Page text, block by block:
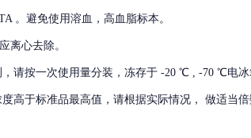
。避免使用溶血，高血脂标本。
离心去除。
请按一次使用量分装，冻存于 -20 ℃ , -70 ℃电冰
高于标准品最高值，请根据实际情况， 做适当